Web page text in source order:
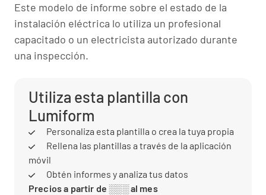
Este modelo de informe sobre el estado de la
instalación eléctrica lo utiliza un profesional
capacitado o un electricista autorizado durante
una inspección.
Utiliza esta plantilla con
Lumiform
Personaliza esta plantilla o crea la tuya propia
Rellena las plantillas a través de la aplicación
móvil
Obtén informes y analiza tus datos
Precios a partir de ░░░ al mes